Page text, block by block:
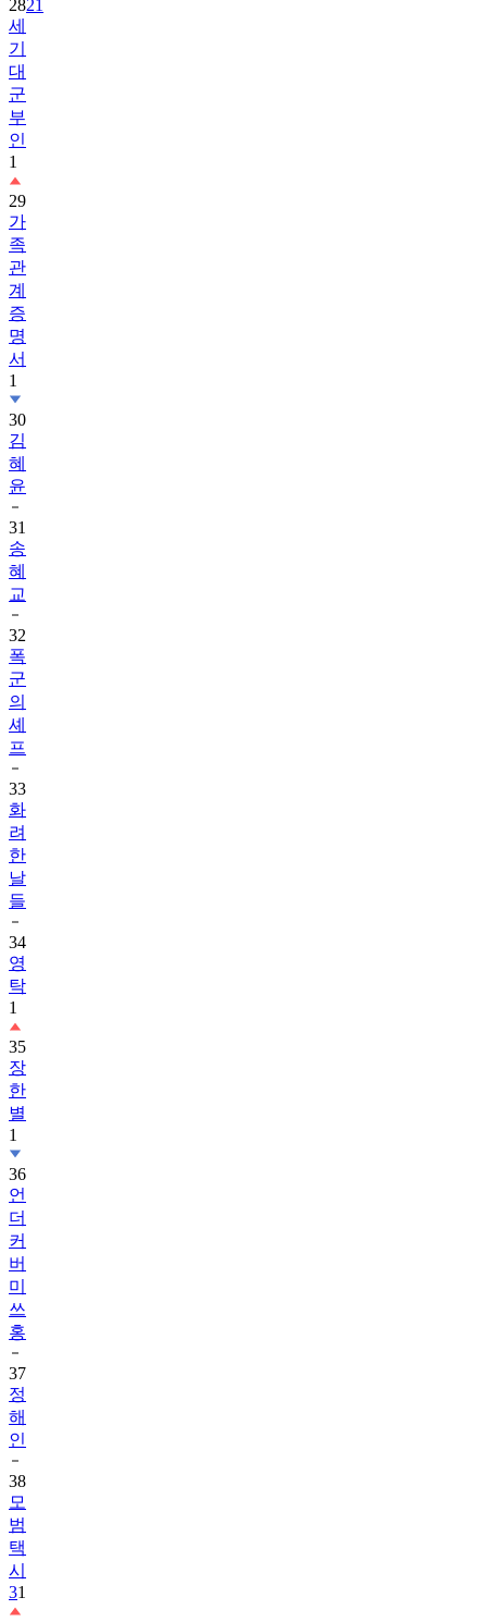
2821
세
기
대
군
부
인
1
29
가
족
관
계
증
명
서
1
30
김
혜
윤
31
송
혜
교
32
폭
군
의
셰
프
33
화
려
한
날
들
34
영
탁
1
35
장
한
별
1
36
언
더
커
버
미
쓰
홍
37
정
해
인
38
모
범
택
시
31